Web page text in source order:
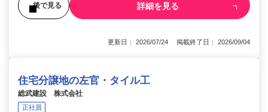
後で見る 詳細を見る
更新日： 2026/07/24 掲載終了日： 2026/09/04
住宅分譲地の左官・タイル工
総武建設 株式会社
正社員